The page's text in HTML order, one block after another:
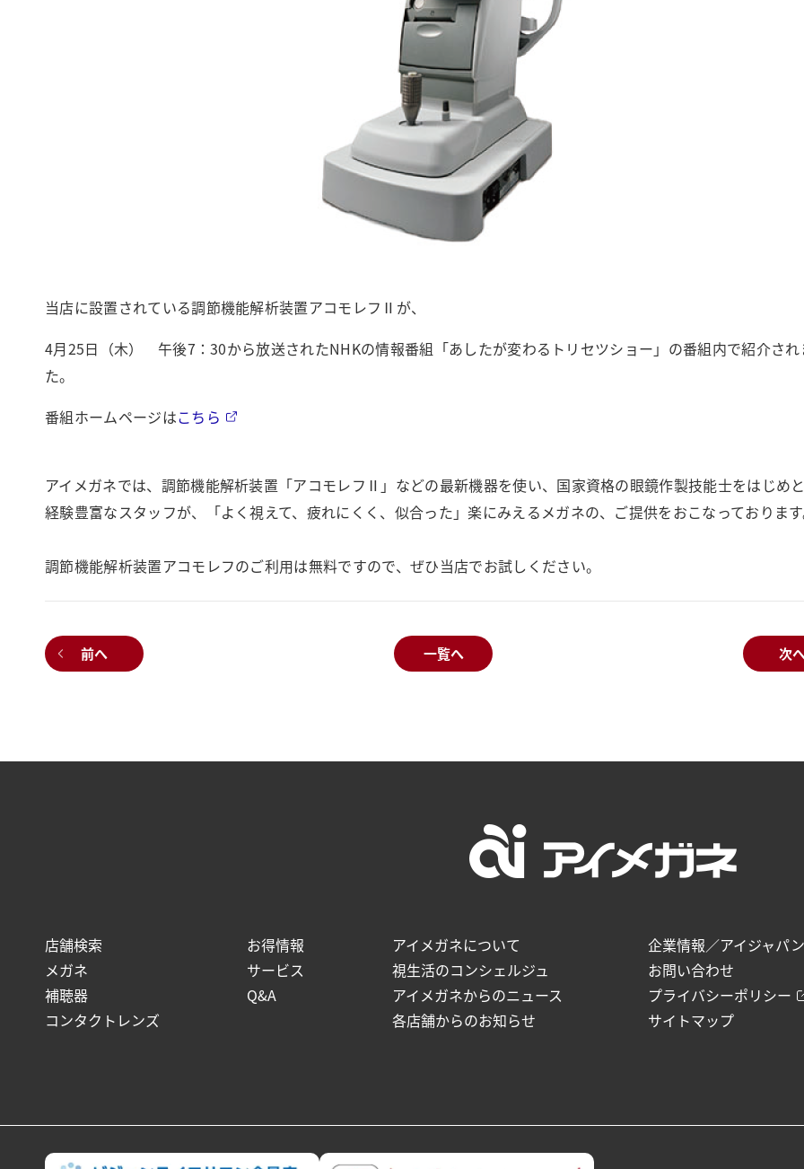
当店に設置されている調節機能解析装置アコモレフⅡが、
4月25日（木） 午後7：30から放送されたNHKの情報番組「あしたが変わるトリセツショー」の番組内で紹介され
た。
番組ホームページはこちら
アイメガネでは、調節機能解析装置「アコモレフⅡ」などの最新機器を使い、国家資格の眼鏡作製技能士をはじめ
経験豊富なスタッフが、「よく視えて、疲れにくく、似合った」楽にみえるメガネの、ご提供をおこなっております
調節機能解析装置アコモレフのご利用は無料ですので、ぜひ当店でお試しください。
前へ 一覧へ 次
店舗検索
メガネ
補聴器
コンタクトレンズ
お得情報
サービス
Q&A
アイメガネについて
視生活のコンシェルジュ
アイメガネからのニュース
各店舗からのお知らせ
企業情報／アイジャパン
お問い合わせ
プライバシーポリシー
サイトマップ